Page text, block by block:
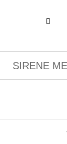
SIRENE